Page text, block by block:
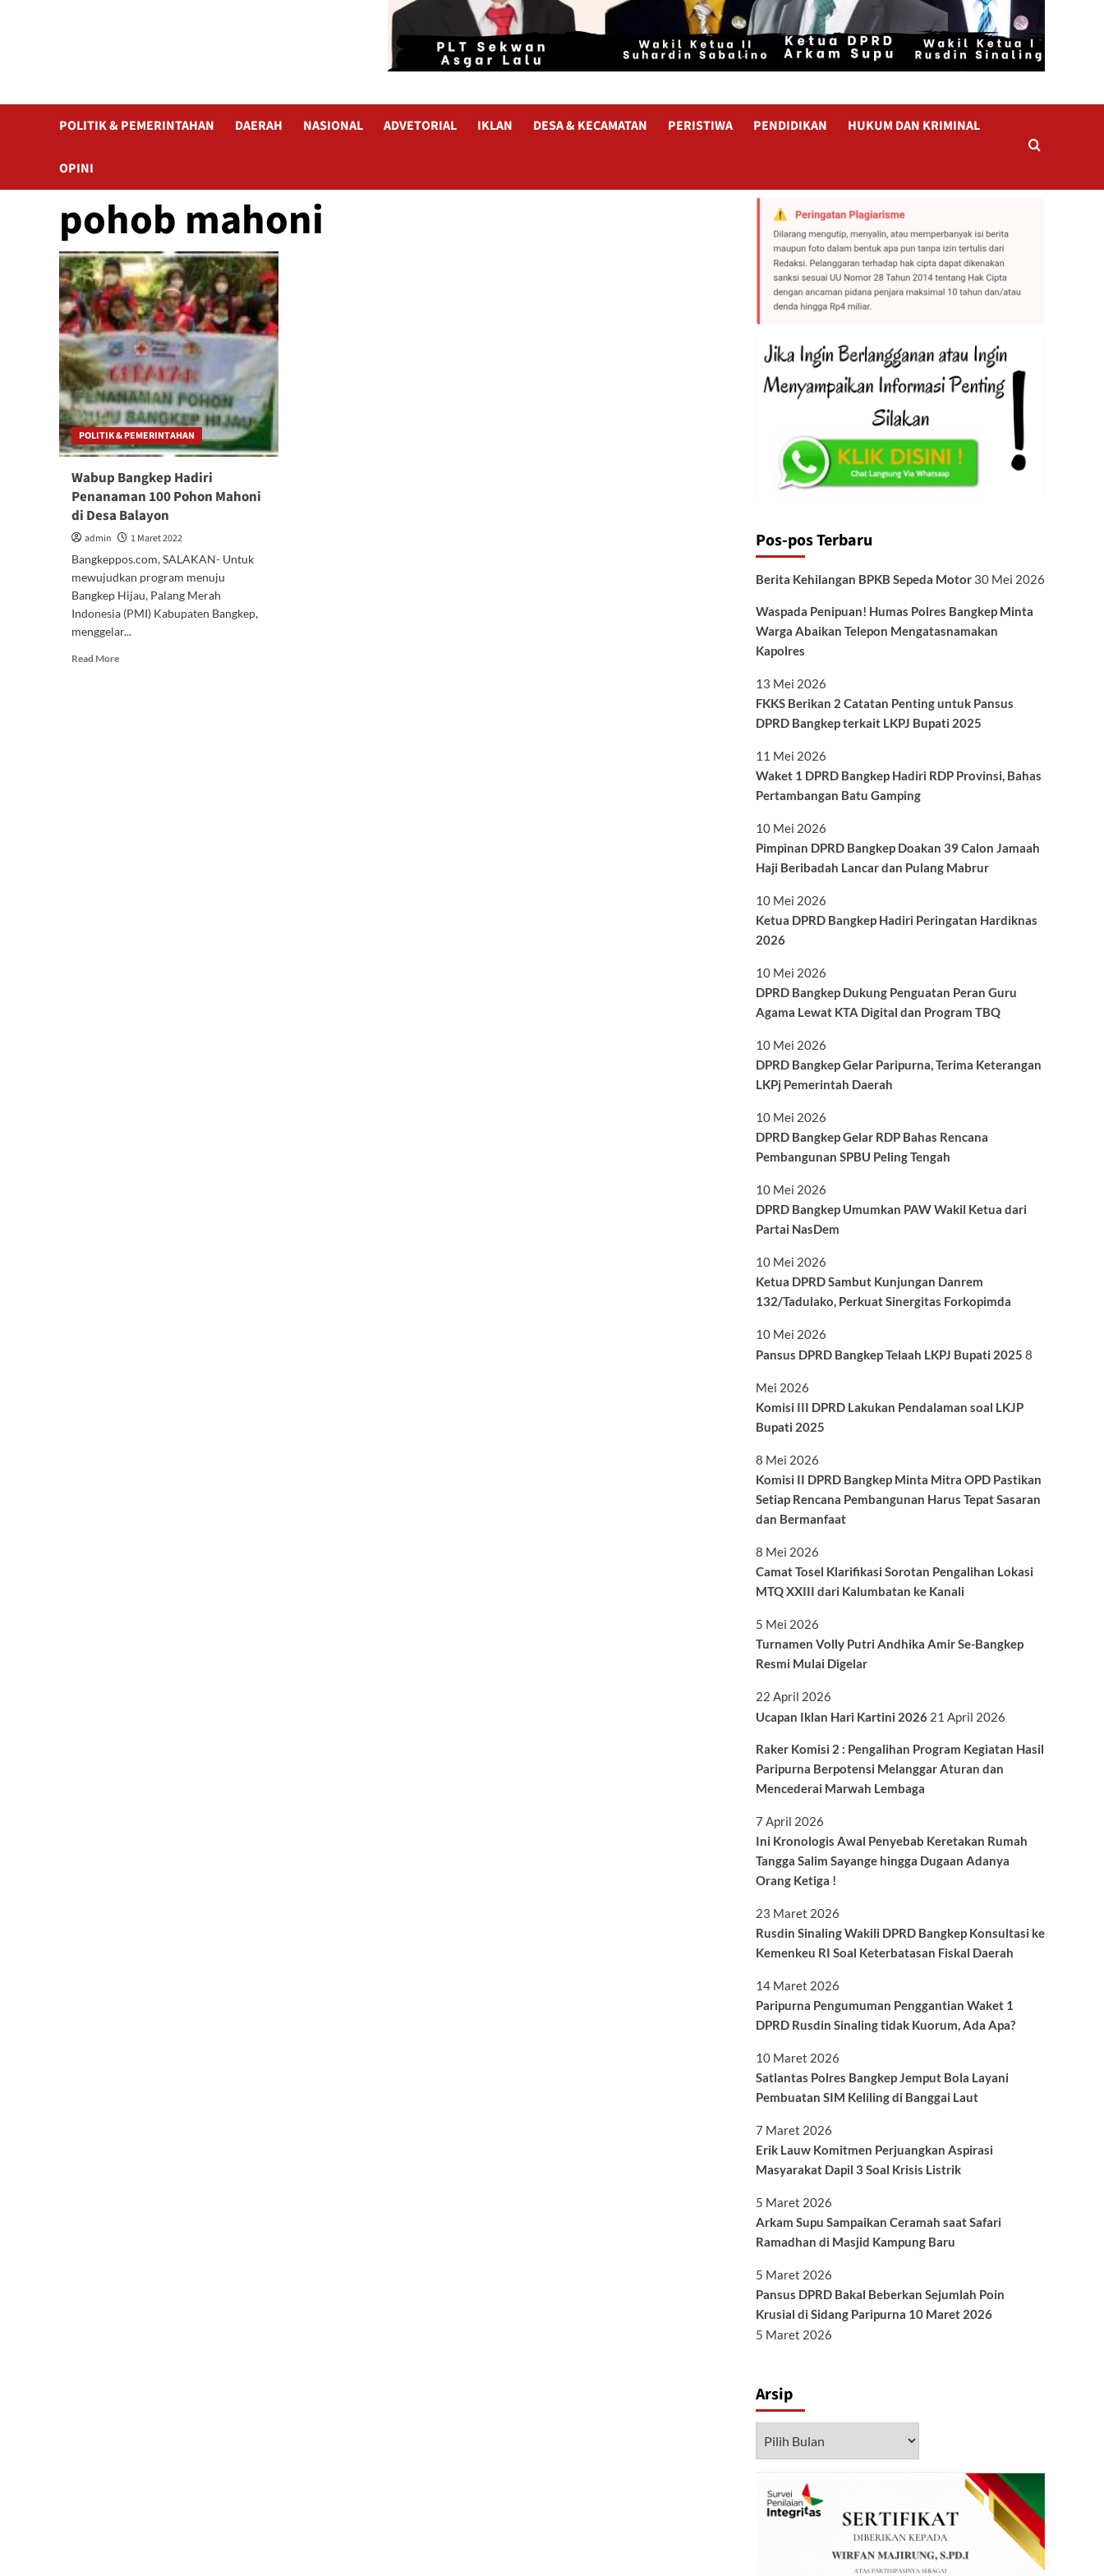
POLITIK & PEMERINTAHAN DAERAH NASIONAL ADVETORIAL IKLAN DESA & KECAMATAN PERISTIWA PENDIDIKAN HUKUM DAN KRIMINAL
OPINI
pohob mahoni
POLITIK & PEMERINTAHAN
Wabup Bangkep Hadiri
Penanaman 100 Pohon Mahoni
di Desa Balayon
admin
1 Maret 2022
Bangkeppos.com, SALAKAN- Untuk
mewujudkan program menuju
Bangkep Hijau, Palang Merah
Indonesia (PMI) Kabupaten Bangkep,
menggelar...
Read MoreRead
Pos-pos Terbaru
Berita Kehilangan BPKB Sepeda Motor 30 Mei 2026
Waspada Penipuan! Humas Polres Bangkep Minta
Warga Abaikan Telepon Mengatasnamakan
Kapolres
13 Mei 2026
FKKS Berikan 2 Catatan Penting untuk Pansus
DPRD Bangkep terkait LKPJ Bupati 2025
11 Mei 2026
Waket 1 DPRD Bangkep Hadiri RDP Provinsi, Bahas
Pertambangan Batu Gamping
10 Mei 2026
Pimpinan DPRD Bangkep Doakan 39 Calon Jamaah
Haji Beribadah Lancar dan Pulang Mabrur
10 Mei 2026
Ketua DPRD Bangkep Hadiri Peringatan Hardiknas
2026
10 Mei 2026
DPRD Bangkep Dukung Penguatan Peran Guru
Agama Lewat KTA Digital dan Program TBQ
10 Mei 2026
DPRD Bangkep Gelar Paripurna, Terima Keterangan
LKPj Pemerintah Daerah
10 Mei 2026
DPRD Bangkep Gelar RDP Bahas Rencana
Pembangunan SPBU Peling Tengah
10 Mei 2026
DPRD Bangkep Umumkan PAW Wakil Ketua dari
Partai NasDem
10 Mei 2026
Ketua DPRD Sambut Kunjungan Danrem
132/Tadulako, Perkuat Sinergitas Forkopimda
10 Mei 2026
Pansus DPRD Bangkep Telaah LKPJ Bupati 2025 8
Mei 2026
Komisi III DPRD Lakukan Pendalaman soal LKJP
Bupati 2025
8 Mei 2026
Komisi II DPRD Bangkep Minta Mitra OPD Pastikan
Setiap Rencana Pembangunan Harus Tepat Sasaran
dan Bermanfaat
8 Mei 2026
Camat Tosel Klarifikasi Sorotan Pengalihan Lokasi
MTQ XXIII dari Kalumbatan ke Kanali
5 Mei 2026
Turnamen Volly Putri Andhika Amir Se-Bangkep
Resmi Mulai Digelar
22 April 2026
Ucapan Iklan Hari Kartini 2026 21 April 2026
Raker Komisi 2 : Pengalihan Program Kegiatan Hasil
Paripurna Berpotensi Melanggar Aturan dan
Mencederai Marwah Lembaga
7 April 2026
Ini Kronologis Awal Penyebab Keretakan Rumah
Tangga Salim Sayange hingga Dugaan Adanya
Orang Ketiga !
23 Maret 2026
Rusdin Sinaling Wakili DPRD Bangkep Konsultasi ke
Kemenkeu RI Soal Keterbatasan Fiskal Daerah
14 Maret 2026
Paripurna Pengumuman Penggantian Waket 1
DPRD Rusdin Sinaling tidak Kuorum, Ada Apa?
10 Maret 2026
Satlantas Polres Bangkep Jemput Bola Layani
Pembuatan SIM Keliling di Banggai Laut
7 Maret 2026
Erik Lauw Komitmen Perjuangkan Aspirasi
Masyarakat Dapil 3 Soal Krisis Listrik
5 Maret 2026
Arkam Supu Sampaikan Ceramah saat Safari
Ramadhan di Masjid Kampung Baru
5 Maret 2026
Pansus DPRD Bakal Beberkan Sejumlah Poin
Krusial di Sidang Paripurna 10 Maret 2026
5 Maret 2026
Arsip